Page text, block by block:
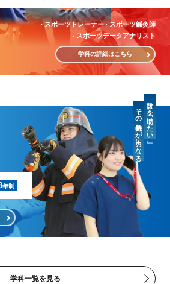
スポーツトレーナー
スポーツ鍼灸師
スポーツデータアナリスト
学科の詳細はこちら
年制
誰かを「助けたい」
その気持ちが力になる
学科一覧を見る